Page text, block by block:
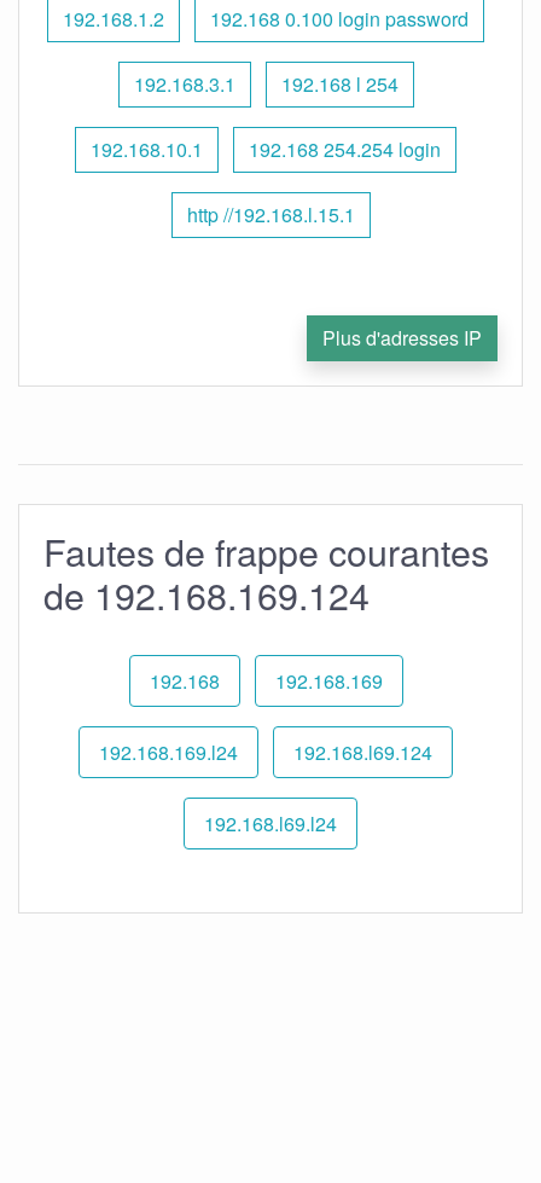
192.168.1.2 192.168 0.100 login password
192.168.3.1 192.168 l 254
192.168.10.1 192.168 254.254 login
http //192.168.l.15.1
Plus d'adresses IP
Fautes de frappe courantes
de 192.168.169.124
192.168 192.168.169
192.168.169.l24 192.168.l69.124
192.168.l69.l24